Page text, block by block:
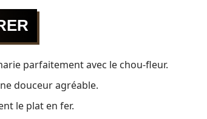
parfaitement avec le chou-fleur.
douceur agréable.
le plat en fer.